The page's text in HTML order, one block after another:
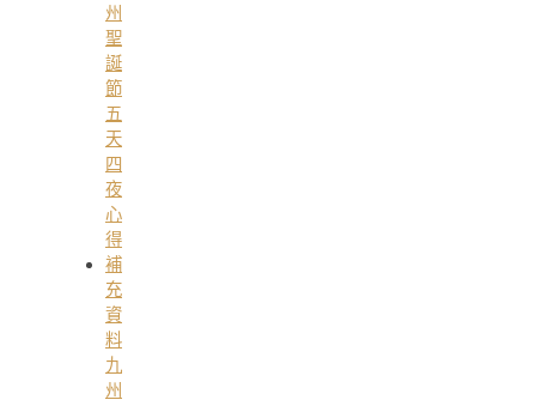
州
聖
誕
節
五
天
四
夜
心
得
補
充
資
料
九
州